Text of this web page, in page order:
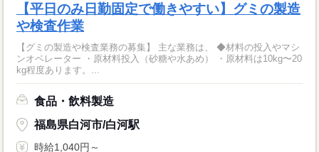
【平日のみ日勤固定で働きやすい】グミの製造
や検査作業
【グミの製造や検査業務の募集】 主な業務は、 ◆材料の投入やマシ
ンオペレーター ・原材料投入（砂糖や水あめ） ・原材料は10kg〜20
kg程度あります。...
食品・飲料製造
福島県白河市/白河駅
時給1,040円～